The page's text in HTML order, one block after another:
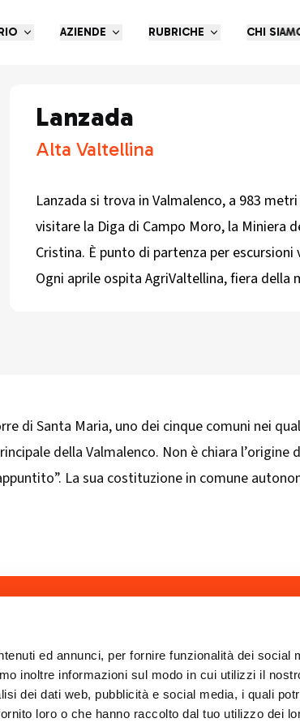
ed annunci, per fornire funzionalità dei social
inoltre informazioni sul modo in cui utilizzi il
dei dati web, pubblicità e social media, i quali
loro o che hanno raccolto dal tuo utilizzo dei
AZIENDE RUBRICHE CHI
Lanzada
Alta Valtellina
Lanzada si trova in Valmalenco, a 983
visitare la Diga di Campo Moro, la Miniera
Cristina. È punto di partenza per escursioni
Ogni aprile ospita AgriValtellina, fiera
di Santa Maria, uno dei cinque comuni nei
della Valmalenco. Non è chiara l’origine
La sua costituzione in comune
ISCR. REA SO 77902
artideaitaliasrls@legalmail.it